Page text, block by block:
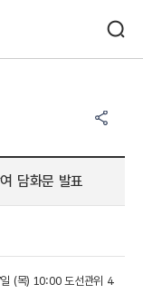
담화문 발표
(목) 10:00 도선관위 4